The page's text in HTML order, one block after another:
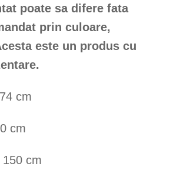
poate sa difere fata
prin culoare,
este un produs cu
cm
cm
cm